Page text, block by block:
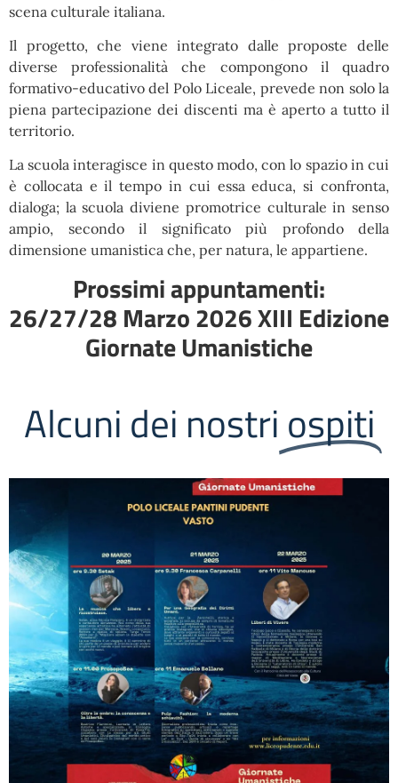
scena culturale italiana.
Il progetto, che viene integrato dalle proposte delle
diverse professionalità che compongono il quadro
formativo-educativo del Polo Liceale, prevede non solo la
piena partecipazione dei discenti ma è aperto a tutto il
territorio.
La scuola interagisce in questo modo, con lo spazio in cui
è collocata e il tempo in cui essa educa, si confronta,
dialoga; la scuola diviene promotrice culturale in senso
ampio, secondo il significato più profondo della
dimensione umanistica che, per natura, le appartiene.
Prossimi appuntamenti:
26/27/28 Marzo 2026 XIII Edizione
Giornate Umanistiche
Alcuni dei nostriospiti